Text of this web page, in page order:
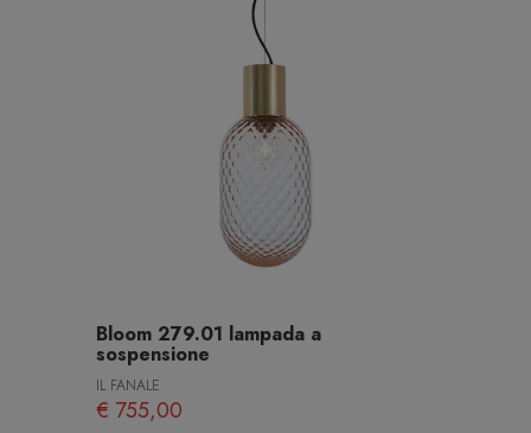
Bloom 279.01 lampada a
sospensione
IL FANALE
€ 755,00